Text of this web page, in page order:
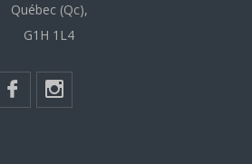
Québec (Qc),
G1H 1L4